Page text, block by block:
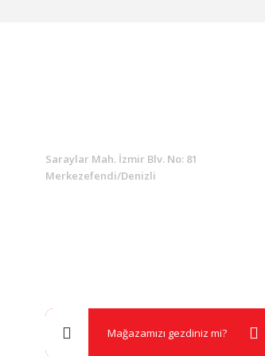
Saraylar Mah. İzmir Blv. No: 81
Merkezefendi/Denizli
Mağazamızı gezdiniz mi?